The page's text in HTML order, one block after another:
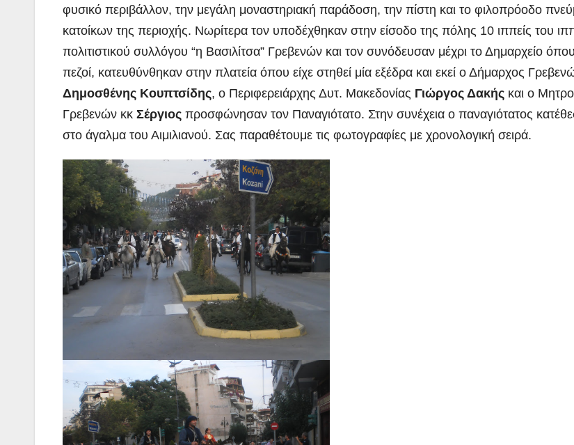
φυσικό περιβάλλον, την μεγάλη μοναστηριακή παράδοση, την πίστη και το φιλοπρόοδο
κατοίκων της περιοχής. Νωρίτερα τον υποδέχθηκαν στην είσοδο της πόλης 10 ιππείς του
πολιτιστικού συλλόγου “η Βασιλίτσα” Γρεβενών και τον συνόδευσαν μέχρι το Δημαρχείο
πεζοί, κατευθύνθηκαν στην πλατεία όπου είχε στηθεί μία εξέδρα και εκεί ο Δήμαρχος
Δημοσθένης Κουπτσίδης, ο Περιφερειάρχης Δυτ. Μακεδονίας Γιώργος Δακής και ο
Γρεβενών κκ Σέργιος προσφώνησαν τον Παναγιότατο. Στην συνέχεια ο παναγιότατος
στο άγαλμα του Αιμιλιανού. Σας παραθέτουμε τις φωτογραφίες με χρονολογική σειρά.